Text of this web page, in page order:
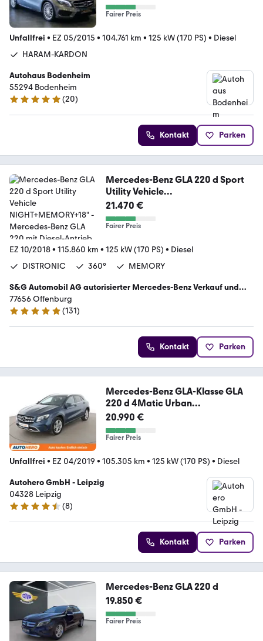
Fairer Preis
Unfallfrei • EZ 05/2015 • 104.761 km • 125 kW (170 PS) • Diesel
HARAM-KARDON
Autohaus Bodenheim
55294 Bodenheim
4.9 Sterne
(20)
Kontakt Parken
Mercedes-Benz GLA 220 d Sport
Utility Vehicle
NIGHT+MEMORY+18"
21.470 €
Fairer Preis
EZ 10/2018• 115.860 km • 125 kW (170 PS) • Diesel
DISTRONIC
360° MEMORY
S&G Automobil AG autorisierter Mercedes-Benz Verkauf und
Service
77656 Offenburg
4.8 Sterne
(131)
Kontakt Parken
Mercedes-Benz GLA-Klasse GLA
220 d 4Matic Urban
Aut.*NAVI*LED*
20.990 €
Fairer Preis
Unfallfrei • EZ 04/2019 • 105.305 km • 125 kW (170 PS) • Diesel
Autohero GmbH - Leipzig
04328 Leipzig
4.3 Sterne
(8)
Kontakt Parken
Mercedes-Benz GLA 220 d
19.850 €
Fairer Preis